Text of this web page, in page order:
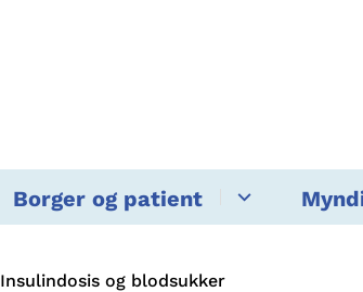
Borger og patient
Insulindosis og blodsukker